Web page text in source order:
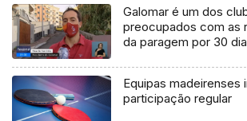
Galomar é um dos
preocupados com as
da paragem por 30
Equipas madeirenses
participação regular